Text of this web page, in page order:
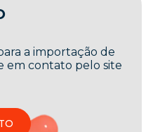
a importação de
em contato pelo site